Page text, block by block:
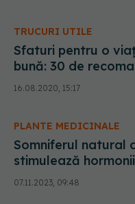
TRUCURI UTILE
Sfaturi pentru o
bună: 30 de
de la un medic
16.08.2020, 15:17
PLANTE MEDICINALE
Somniferul natural
stimulează hormonii
somnului. Te ajută să
slăbești în timp ce
07.11.2023, 09:48